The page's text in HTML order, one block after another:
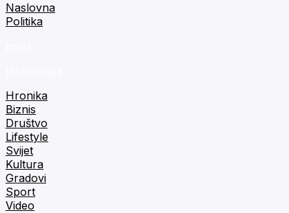
Naslovna
Politika
Hronika
Biznis
Društvo
Lifestyle
Svijet
Kultura
Gradovi
Sport
Video